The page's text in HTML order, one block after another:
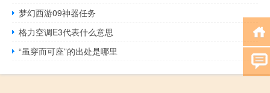
梦幻西游09神器任务
格力空调E3代表什么意思
“虽穿而可座”的出处是哪里